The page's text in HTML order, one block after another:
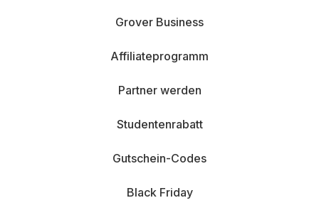
Grover Business
Affiliateprogramm
Partner werden
Studentenrabatt
Gutschein-Codes
Black Friday